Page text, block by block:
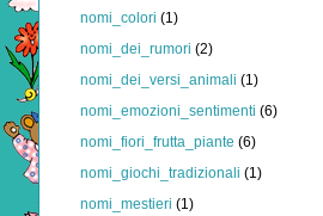
nomi_colori (1)
nomi_dei_rumori (2)
nomi_dei_versi_animali (1)
nomi_emozioni_sentimenti (6)
nomi_fiori_frutta_piante (6)
nomi_giochi_tradizionali (1)
nomi_mestieri (1)